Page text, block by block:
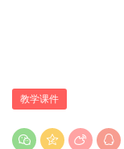
教学课件